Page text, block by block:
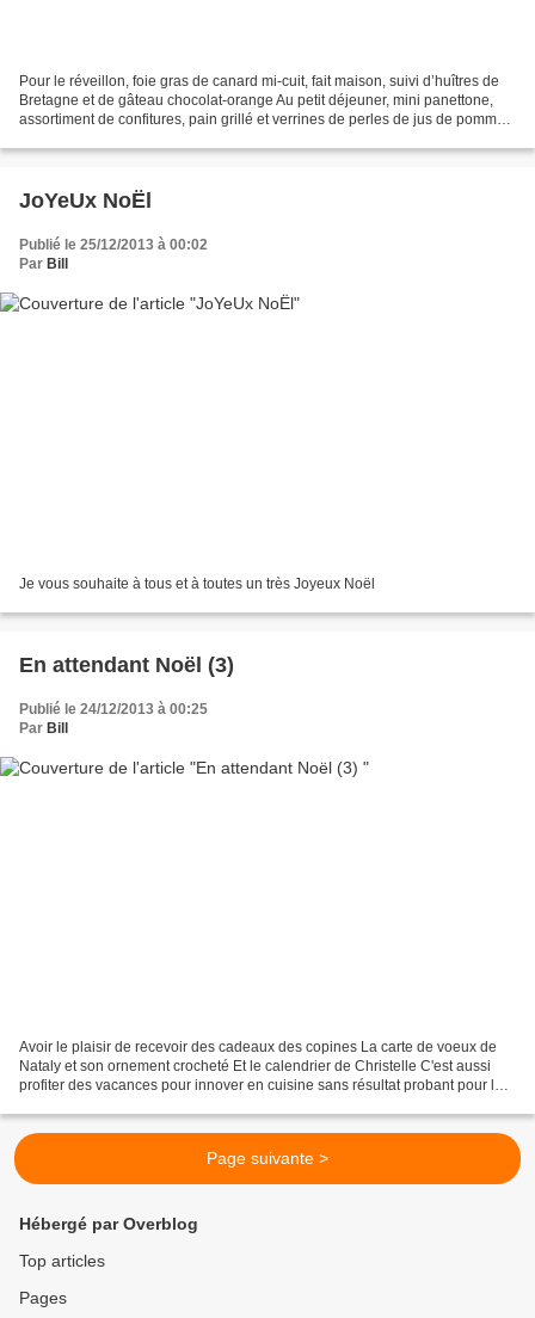
Pour le réveillon, foie gras de canard mi-cuit, fait maison, suivi d’huîtres de
Bretagne et de gâteau chocolat-orange Au petit déjeuner, mini panettone,
assortiment de confitures, pain grillé et verrines de perles de jus de pommes
JoYeUx NoËl
Publié le 25/12/2013 à 00:02
Par Bill
Je vous souhaite à tous et à toutes un très Joyeux Noël
En attendant Noël (3)
Publié le 24/12/2013 à 00:25
Par Bill
Avoir le plaisir de recevoir des cadeaux des copines La carte de voeux de
Nataly et son ornement crocheté Et le calendrier de Christelle C'est aussi
profiter des vacances pour innover en cuisine sans résultat probant pour les
Page suivante >
Hébergé par Overblog
Top articles
Pages